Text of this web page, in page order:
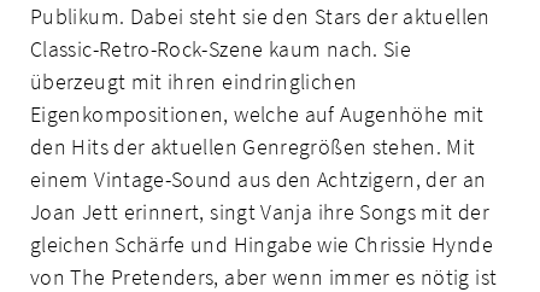
Publikum. Dabei steht sie den Stars der aktuellen
Classic-Retro-Rock-Szene kaum nach. Sie
überzeugt mit ihren eindringlichen
Eigenkompositionen, welche auf Augenhöhe mit
den Hits der aktuellen Genregrößen stehen. Mit
einem Vintage-Sound aus den Achtzigern, der an
Joan Jett erinnert, singt Vanja ihre Songs mit der
gleichen Schärfe und Hingabe wie Chrissie Hynde
von The Pretenders, aber wenn immer es nötig ist